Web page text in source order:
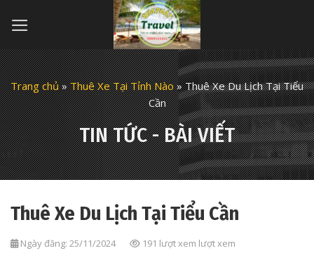
Trang chủ»Thuê Xe Tại Tỉnh Nào»Thuê Xe Du Lịch Tại Tiểu
Cần
TIN TỨC - BÀI VIẾT
Thuê Xe Du Lịch Tại Tiểu Cần
Ngày đăng: 25/11/2024 191 lượt xem lượt xem